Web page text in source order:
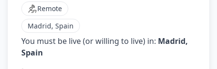
Remote
Madrid, Spain
You must be live (or willing to live) in: Madrid,
Spain